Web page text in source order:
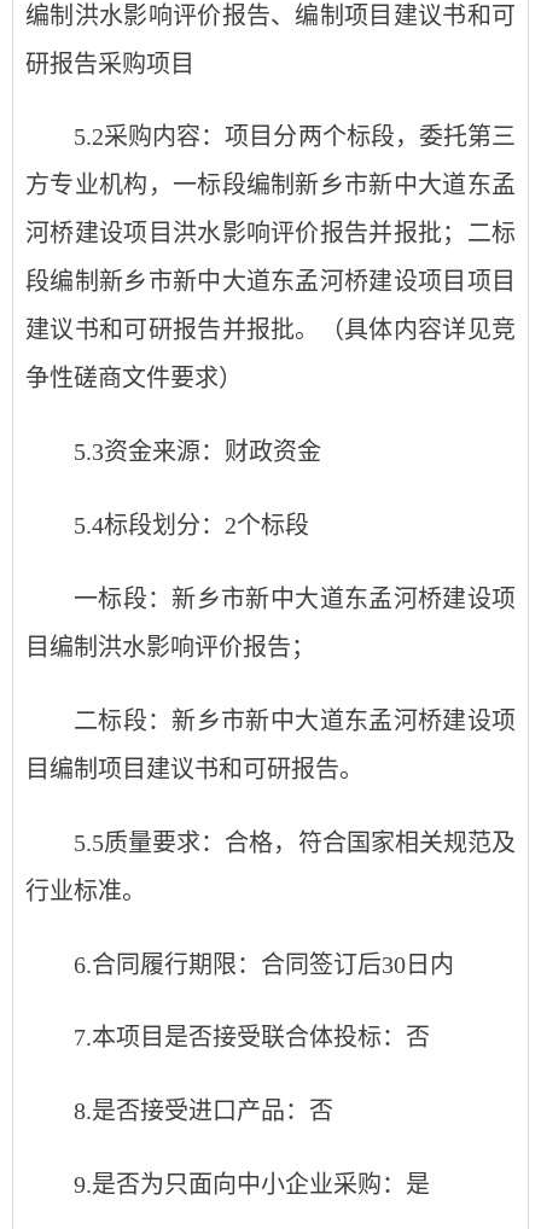
编制洪水影响评价报告、编制项目建议书和可
研报告采购项目
5.2采购内容：项目分两个标段， 委托第三
方专业机构，一标段编制新乡市新中大道东孟
河桥建设项目洪水影响评价报告并报批；二标
段编制 新乡市新中大道东孟河桥建设项目项目
建议书和可研报告并报批。（具体内容详见竞
争性磋商文件要求）
5.3资金来源：财政资金
5.4标段划分：2个标段
一标段：新乡市新中大道东孟河桥建设项
目编制洪水影响评价报告；
二标段：新乡市新中大道东孟河桥建设项
目编制项目建议书和可研报告。
5.5质量要求：合格，符合国家相关规范及
行业标准。
6.合同履行期限：合同签订后30日内
7.本项目是否接受联合体投标：否
8.是否接受进口产品：否
9.是否为只面向中小企业采购：是